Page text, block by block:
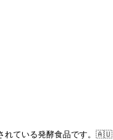
れている発酵食品です。🇦🇺